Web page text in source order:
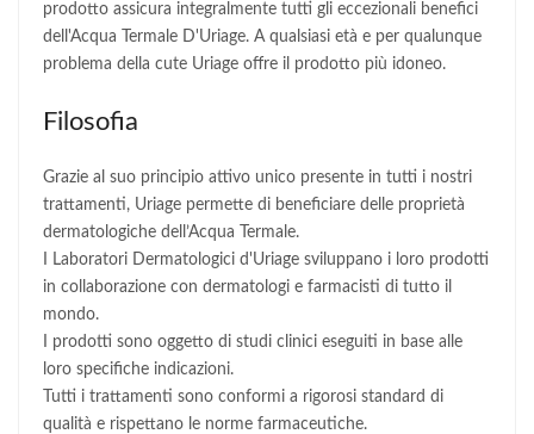
prodotto assicura integralmente tutti gli eccezionali benefici
dell'Acqua Termale D'Uriage. A qualsiasi età e per qualunque
problema della cute Uriage offre il prodotto più idoneo.
Filosofia
Grazie al suo principio attivo unico presente in tutti i nostri
trattamenti, Uriage permette di beneficiare delle proprietà
dermatologiche dell’Acqua Termale.
I Laboratori Dermatologici d'Uriage sviluppano i loro prodotti
in collaborazione con dermatologi e farmacisti di tutto il
mondo.
I prodotti sono oggetto di studi clinici eseguiti in base alle
loro specifiche indicazioni.
Tutti i trattamenti sono conformi a rigorosi standard di
qualità e rispettano le norme farmaceutiche.